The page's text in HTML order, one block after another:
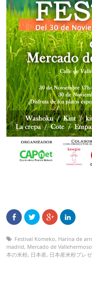
Festival Komeko, Harina de
madrid, Mercado de Vallehermoso
本の米粉, 日本産, 日本産米粉プレ